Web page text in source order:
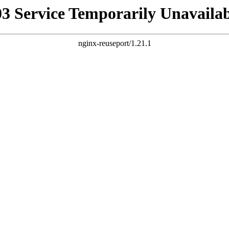
Service Temporarily
nginx-reuseport/1.21.1